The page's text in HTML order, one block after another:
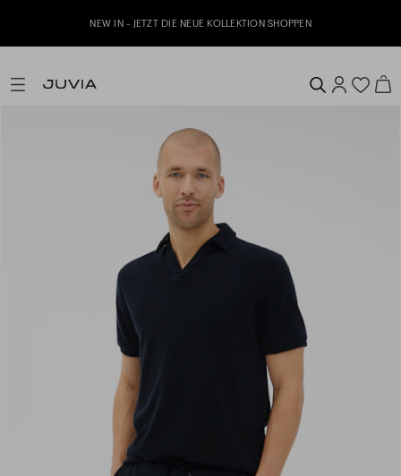
erhalten